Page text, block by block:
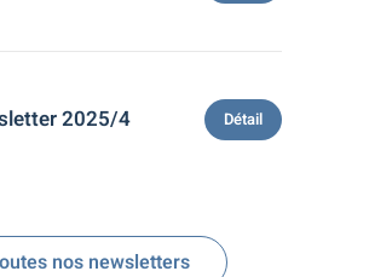
2025/4 Détail
nos newsletters